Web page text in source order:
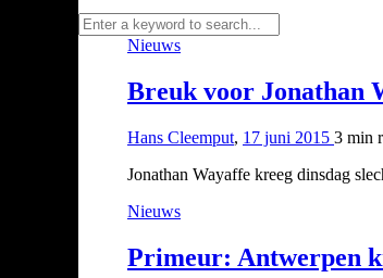
Nieuws
Breuk voor Jonathan
Hans Cleemput, 17 juni 2015 3 min
Jonathan Wayaffe kreeg dinsdag
Nieuws
Primeur: Antwerpen